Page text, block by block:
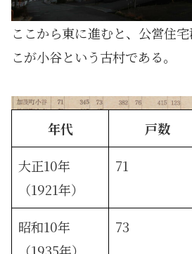
ここから東に進むと、公営住
こが小谷という古村である。
年代 戸数
大正10年
（1921年）
71
昭和10年
73